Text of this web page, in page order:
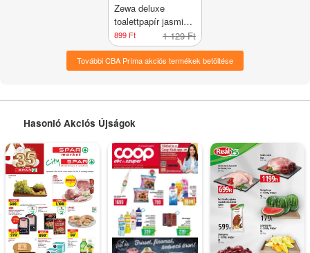
Zewa deluxe
toalettpapír jasmine
blossom 3 rétegű
8tekercses
899 Ft 1 129 Ft
További CBA Príma akciós termékek betöltése
Hasonló Akciós Újságok